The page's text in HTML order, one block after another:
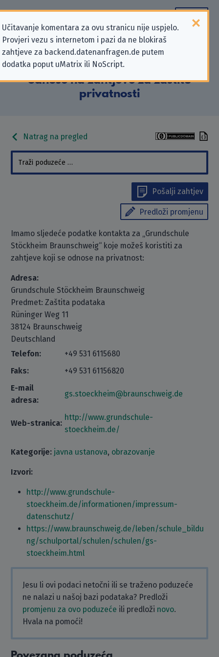
Učitavanje komentara za ovu stranicu nije uspjelo.
Provjeri vezu s internetom i pazi da ne blokiraš
zahtjeve za backend.datenanfragen.de putem
dodatka poput uMatrix ili NoScript.
Podaci kontakta „Grundschule
Stöckheim Braunschweig” koji se
odnose na zahtjeve za zaštitu
privatnosti
Natrag na pregled
Pošalji zahtjev
Predloži promjenu
Imamo sljedeće podatke kontakta za „Grundschule
Stöckheim Braunschweig“ koje možeš koristiti za
zahtjeve koji se odnose na privatnost:
Adresa:
Grundschule Stöckheim Braunschweig
Predmet: Zaštita podataka
Rüninger Weg 11
38124 Braunschweig
Deutschland
Telefon:
+49 531 6115680
Faks:
+49 531 61156820
E-mail
adresa:
gs.stoeckheim@braunschweig.de
Web-stranica:
http://www.grundschule-
stoeckheim.de/
Kategorije: javna ustanova, obrazovanje
Izvori:
http://www.grundschule-
stoeckheim.de/informationen/impressum-
datenschutz/
https://www.braunschweig.de/leben/schule_bildu
ng/schulportal/schulen/schulen/gs-
stoeckheim.html
Jesu li ovi podaci netočni ili se traženo poduzeće
ne nalazi u našoj bazi podataka? Predloži
promjenu za ovo poduzeće ili predloži novo.
Hvala na pomoći!